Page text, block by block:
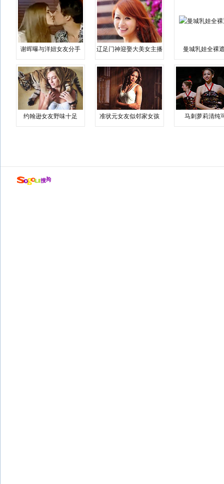
谢晖曝与洋妞女友分手 辽足门神迎娶大美女主播 曼城乳娃全裸
约翰逊女友野味十足 准状元女友似邻家女孩 马刺萝莉清纯